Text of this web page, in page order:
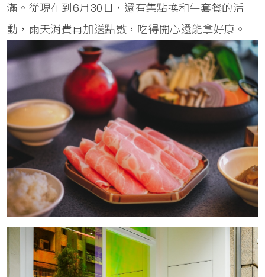
滿。從現在到6月30日，還有集點換和牛套餐的活
動，雨天消費再加送點數，吃得開心還能拿好康。